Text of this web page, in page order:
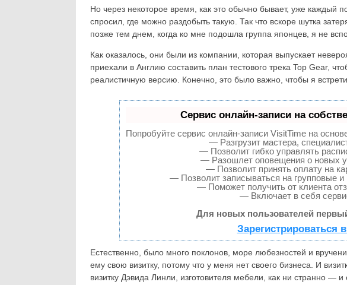
Но через некоторое время, как это обычно бывает, уже каждый
спросил, где можно раздобыть такую. Так что вскоре шутка
позже тем днем, когда ко мне подошла группа японцев, я не
Как оказалось, они были из компании, которая выпускает
приехали в Англию составить план тестового трека Top Gear,
реалистичную версию. Конечно, это было важно, чтобы я
Сервис онлайн-записи на
Попробуйте сервис онлайн-записи VisitTime на
— Разгрузит мастера,
— Позволит гибко управлять
— Разошлет оповещения о новых
— Позволит принять оплату на
— Позволит записываться на групповые
— Поможет получить от клиента
— Включает в себя
Для новых пользователей
Зарегистрироваться
Естественно, было много поклонов, море любезностей и
ему свою визитку, потому что у меня нет своего бизнеса. И
визитку Дэвида Линли, изготовителя мебели, как ни странно —